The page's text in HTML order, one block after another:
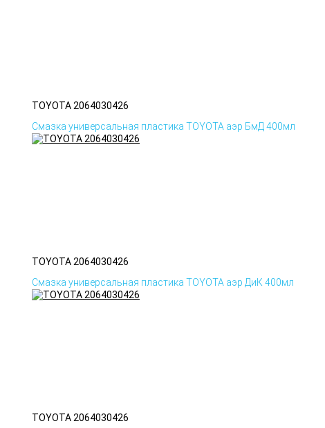
TOYOTA 2064030426
Смазка универсальная пластика TOYOTA аэр БмД 400мл
TOYOTA 2064030426
Смазка универсальная пластика TOYOTA аэр ДиК 400мл
TOYOTA 2064030426